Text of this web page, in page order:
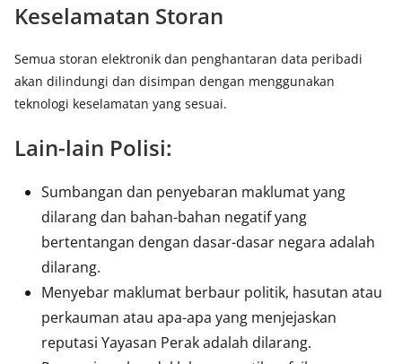
Keselamatan Storan
Semua storan elektronik dan penghantaran data peribadi
akan dilindungi dan disimpan dengan menggunakan
teknologi keselamatan yang sesuai.
Lain-lain Polisi:
Sumbangan dan penyebaran maklumat yang
dilarang dan bahan-bahan negatif yang
bertentangan dengan dasar-dasar negara adalah
dilarang.
Menyebar maklumat berbaur politik, hasutan atau
perkauman atau apa-apa yang menjejaskan
reputasi Yayasan Perak adalah dilarang.